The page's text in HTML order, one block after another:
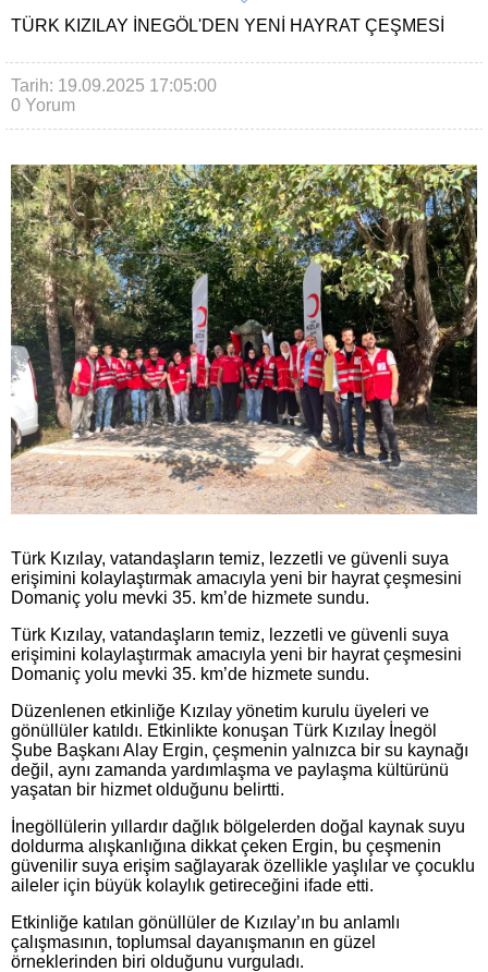
TÜRK KIZILAY İNEGÖL'DEN YENI HAYRAT ÇEŞMESI
Tarih: 19.09.2025 17:05:00
0 Yorum
Türk Kızılay, vatandaşların temiz, lezzetli ve güvenli suya
erişimini kolaylaştırmak amacıyla yeni bir hayrat çeşmesini
Domaniç yolu mevki 35. km’de hizmete sundu.
Türk Kızılay, vatandaşların temiz, lezzetli ve güvenli suya
erişimini kolaylaştırmak amacıyla yeni bir hayrat çeşmesini
Domaniç yolu mevki 35. km’de hizmete sundu.
Düzenlenen etkinliğe Kızılay yönetim kurulu üyeleri ve
gönüllüler katıldı. Etkinlikte konuşan Türk Kızılay İnegöl
Şube Başkanı Alay Ergin, çeşmenin yalnızca bir su kaynağı
değil, aynı zamanda yardımlaşma ve paylaşma kültürünü
yaşatan bir hizmet olduğunu belirtti.
İnegöllülerin yıllardır dağlık bölgelerden doğal kaynak suyu
doldurma alışkanlığına dikkat çeken Ergin, bu çeşmenin
güvenilir suya erişim sağlayarak özellikle yaşlılar ve çocuklu
aileler için büyük kolaylık getireceğini ifade etti.
Etkinliğe katılan gönüllüler de Kızılay’ın bu anlamlı
çalışmasının, toplumsal dayanışmanın en güzel
örneklerinden biri olduğunu vurguladı.